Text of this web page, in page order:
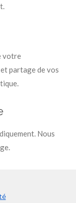
votre
partage de vos
Nous